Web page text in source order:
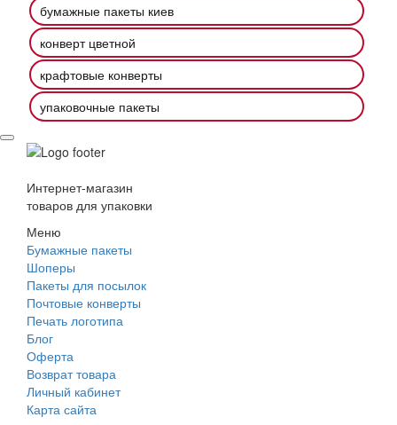
бумажные пакеты киев
конверт цветной
крафтовые конверты
упаковочные пакеты
Интернет-магазин
товаров для упаковки
Меню
Бумажные пакеты
Шоперы
Пакеты для посылок
Почтовые конверты
Печать логотипа
Блог
Оферта
Возврат товара
Личный кабинет
Карта сайта